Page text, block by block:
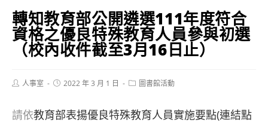
轉知教育部公開遴選111年度符合
資格之優良特殊教育人員參與初選
（校內收件截至3月16日止）
Post人事室
Post2022 年 3 月 1 日
Post圖書館活動
請依教育部表揚優良特殊教育人員實施要點(連結點